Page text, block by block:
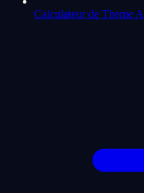
Calculateur de Theme